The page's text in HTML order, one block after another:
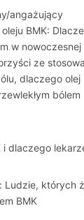
angażujący
BMK:
w
ze
dlaczego
bólem
i dlaczego
Ludzie, których
BMK